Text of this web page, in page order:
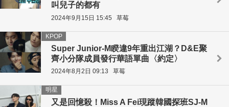
叫兒子的都有
2024年9月15日 15:45 草莓
Super Junior-M睽違9年重出江湖？D&E聚
齊小分隊成員發行華語單曲〈約定〉
KPOP
2024年8月2日 09:13 草莓
又是回憶殺！Miss A Fei現蹤韓國探班SJ-M
明星